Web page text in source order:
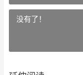
没有了！